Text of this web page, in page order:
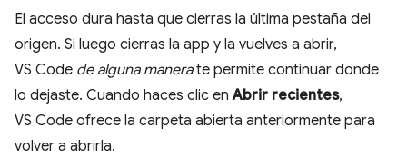
El acceso dura hasta que cierras la última pestaña del
origen. Si luego cierras la app y la vuelves a abrir,
VS Code de alguna manerate permite continuar donde
lo dejaste. Cuando haces clic enAbrir recientes,
VS Code ofrece la carpeta abierta anteriormente para
volver a abrirla.